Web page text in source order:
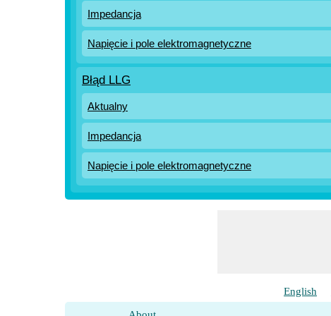
Impedancja
Napięcie i pole elektromagnetyczne
Błąd LLG
Aktualny
Impedancja
Napięcie i pole elektromagnetyczne
English